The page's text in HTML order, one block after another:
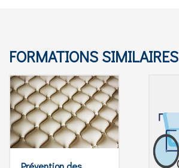
FORMATIONS SIMILAIRES